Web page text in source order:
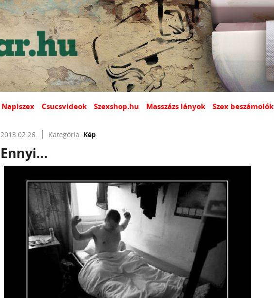
Napiszex Csucsvideok Szexshop.hu Masszázs lányok Szex beszámolók
2013.02.26. Kategória: Kép
Ennyi...